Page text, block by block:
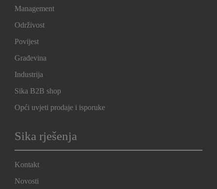
Management
Održivost
Povijest
Građevina
Industrija
Sika B2B shop
Opći uvjeti prodaje i isporuke
Sika rješenja
Kontakt
Novosti